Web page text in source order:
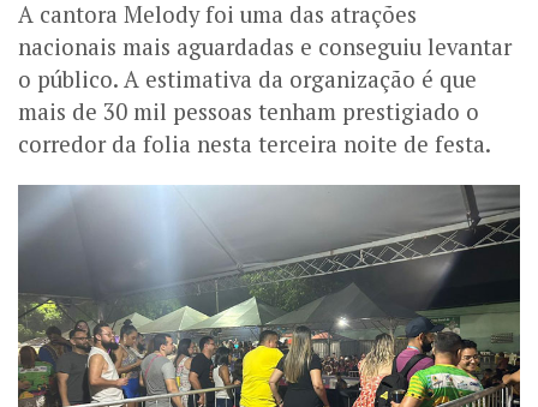
A cantora Melody foi uma das atrações
nacionais mais aguardadas e conseguiu levantar
o público. A estimativa da organização é que
mais de 30 mil pessoas tenham prestigiado o
corredor da folia nesta terceira noite de festa.